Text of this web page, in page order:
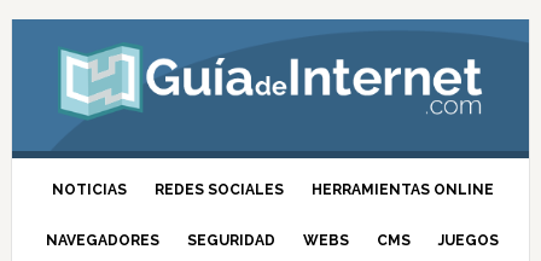
NOTICIAS REDES SOCIALES HERRAMIENTAS ONLINE
NAVEGADORES SEGURIDAD WEBS CMS JUEGOS